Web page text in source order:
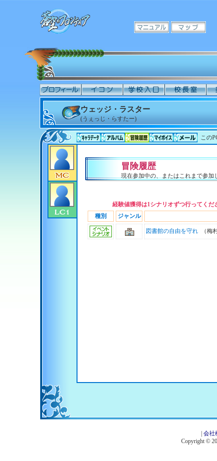
ウェッジ・ラスター
(うぇっじ・らすたー)
この
冒険履歴
現在参加中の、またはこれまで参
経験値獲得は1シナリオずつ行ってく
種別
ジャンル
図書館の自由を守れ （梅
会社
Copyright ©